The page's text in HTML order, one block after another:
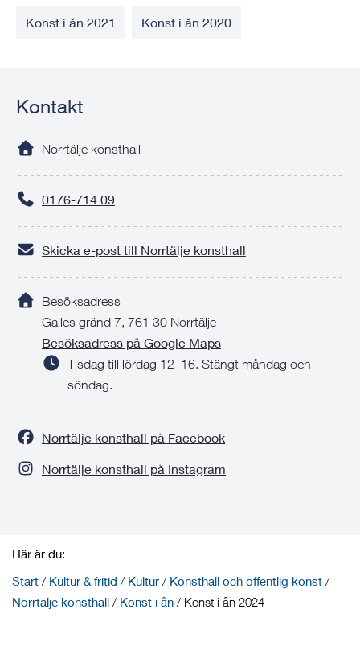
Konst i ån 2021 Konst i ån 2020
Kontakt
Norrtälje konsthall
0176-714 09
Skicka e-post till Norrtälje konsthall
Besöksadress
Galles gränd 7, 761 30 Norrtälje
Besöksadress på Google Maps
Tisdag till lördag 12–16. Stängt måndag och
söndag.
Norrtälje konsthall på Facebook
Norrtälje konsthall på Instagram
Här är du:
Start / Kultur & fritid / Kultur / Konsthall och offentlig konst /
Norrtälje konsthall / Konst i ån / Konst i ån 2024